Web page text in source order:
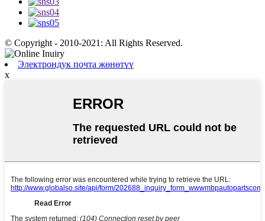
© Copyright - 2010-2021: All Rights Reserved.
Электрондук почта жөнөтүү
x